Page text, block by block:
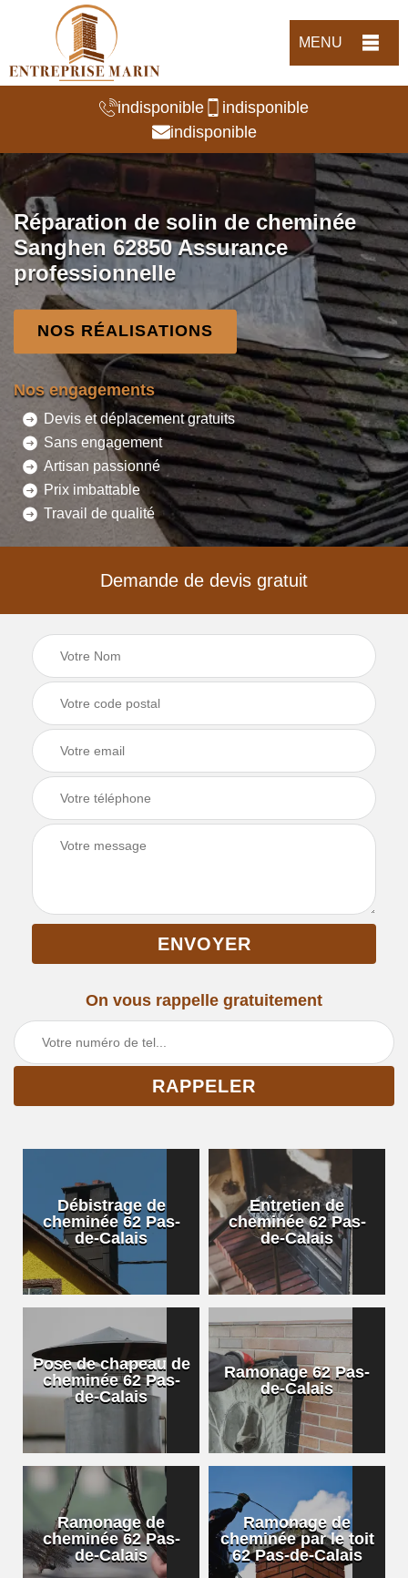
MENU
indisponible
indisponible
indisponible
Réparation de solin de cheminée
Sanghen 62850 Assurance
professionnelle
NOS RÉALISATIONS
Nos engagements
Devis et déplacement gratuits
Sans engagement
Artisan passionné
Prix imbattable
Travail de qualité
Demande de devis gratuit
On vous rappelle gratuitement
Débistrage de
cheminée 62 Pas-
de-Calais
Entretien de
cheminée 62 Pas-
de-Calais
Pose de chapeau de
cheminée 62 Pas-
de-Calais
Ramonage 62 Pas-
de-Calais
Ramonage de
cheminée 62 Pas-
de-Calais
Ramonage de
cheminée par le toit
62 Pas-de-Calais